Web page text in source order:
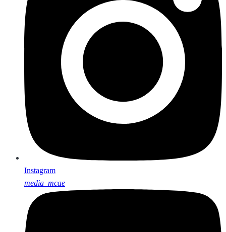
Instagram
media_mcae